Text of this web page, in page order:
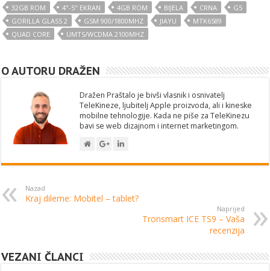
32GB ROM
4"-5" EKRAN 4GB ROM BIJELA CRNA
G5
GORILLA GLASS 2
GSM 900/1800MHZ JIAYU
MTK6589
QUAD CORE
UMTS/WCDMA 2100MHZ
O AUTORU DRAŽEN
Dražen Praštalo je bivši vlasnik i osnivatelj
TeleKineze, ljubitelj Apple proizvoda, ali i kineske
mobilne tehnologije. Kada ne piše za TeleKinezu
bavi se web dizajnom i internet marketingom.
Nazad
Kraj dileme: Mobitel – tablet?
Naprijed
Tronsmart ICE TS9 – Vaša
recenzija
VEZANI ČLANCI